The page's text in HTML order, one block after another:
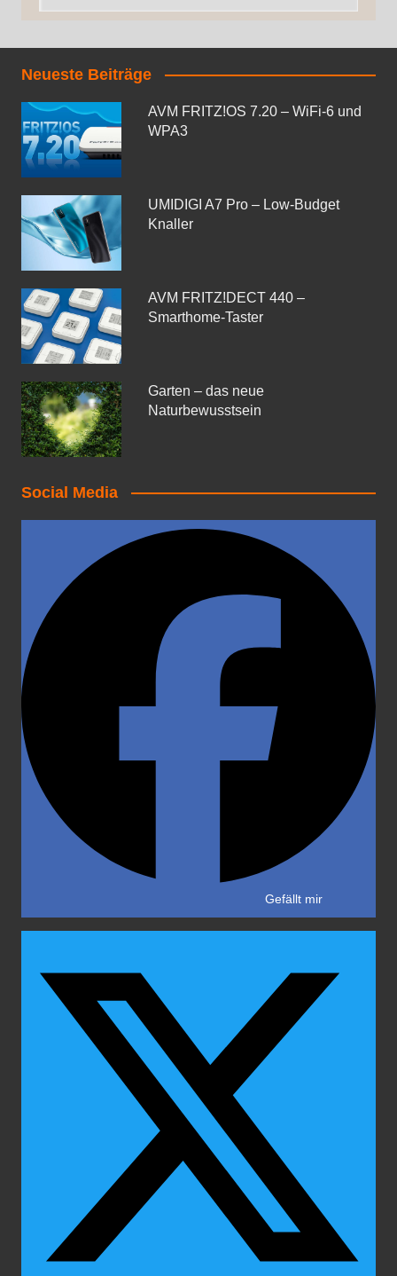
Neueste Beiträge
AVM FRITZ!OS 7.20 – WiFi-6 und
WPA3
UMIDIGI A7 Pro – Low-Budget
Knaller
AVM FRITZ!DECT 440 –
Smarthome-Taster
Garten – das neue
Naturbewusstsein
Social Media
Gefällt mir